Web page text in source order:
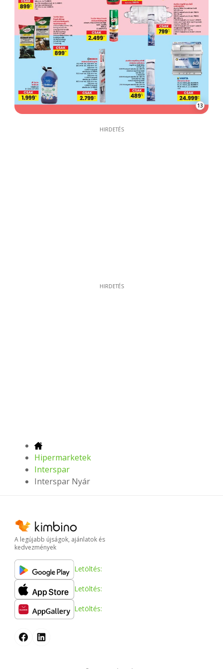
13
HIRDETÉS
HIRDETÉS
Hipermarketek
Interspar
Interspar Nyár
A legújabb újságok, ajánlatok és
kedvezmények
Letöltés:
Letöltés:
Letöltés: